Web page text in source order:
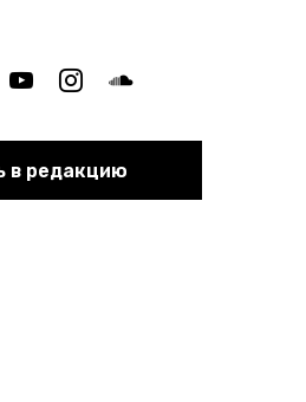
youtubeinstagramsoundcloud
в редакцию